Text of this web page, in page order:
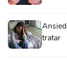
tratar